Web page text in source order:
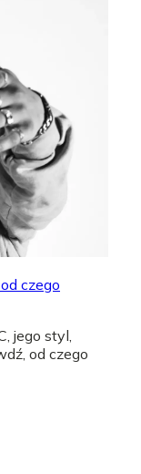
czego
jego styl,
od czego